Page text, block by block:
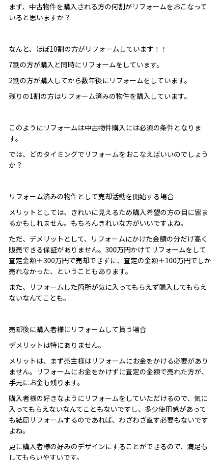
まず、中古物件を購入される方の何割がリフォームをおこなって
いると思いますか？
なんと、ほぼ10割の方がリフォームしています！！
7割の方が購入と同時にリフォームをしています。
2割の方が購入してから数年後にリフォームをしています。
残りの1割の方はリフォーム済みの物件を購入しています。
このようにリフォームは中古物件購入には必須の条件となりま
す。
では、どのタイミングでリフォームをおこなえばいいのでしょう
か？
リフォーム済みの物件として売却活動を開始する場合
メリットとしては、きれいに見えるため購入希望の方の目に留ま
るかもしれません。もちろんきれいな方がいいですよね。
ただ、デメリットとして、リフォームにかけた金額の分だけ高く
販売できる保証がありません。300万円かけてリフォームをして
査定金額＋300万円で売却できずに、査定の金額＋100万円でしか
売れなかった、ということもあります。
また、リフォームした箇所が気に入ってもらえず購入してもらえ
ないなんてことも。
売却後に購入者様にリフォームして貰う場合
デメリットは特にありません。
メリットは、まず売主様はリフォームにお金をかける必要があり
ません。リフォームにお金をかけずに査定の金額で売れた方が、
手元にお金も残ります。
購入者様の好きなようにリフォームをしていただけるので、気に
入ってもらえないなんてこともないですし、多少使用感があって
も結局リフォームするのであれば、わざわざ直す必要もないです
よね。
更に購入者様の好みのデザインにすることができるので、満足も
してもらいやすいです。